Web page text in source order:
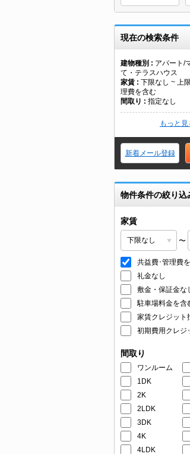
現在の検索条件
建物種別
アパート/
て・テラスハウス
家賃
下限なし ~ 上
理費を含む
間取り
指定なし
もっと見
新着メール登録
物件条件の絞り込
家賃
〜
共益費･管理費
礼金なし
敷金・保証金な
駐車場料金を含
家賃クレジット
初期費用クレジ
間取り
ワンルーム
1DK
2K
2LDK
3DK
4K
4LDK